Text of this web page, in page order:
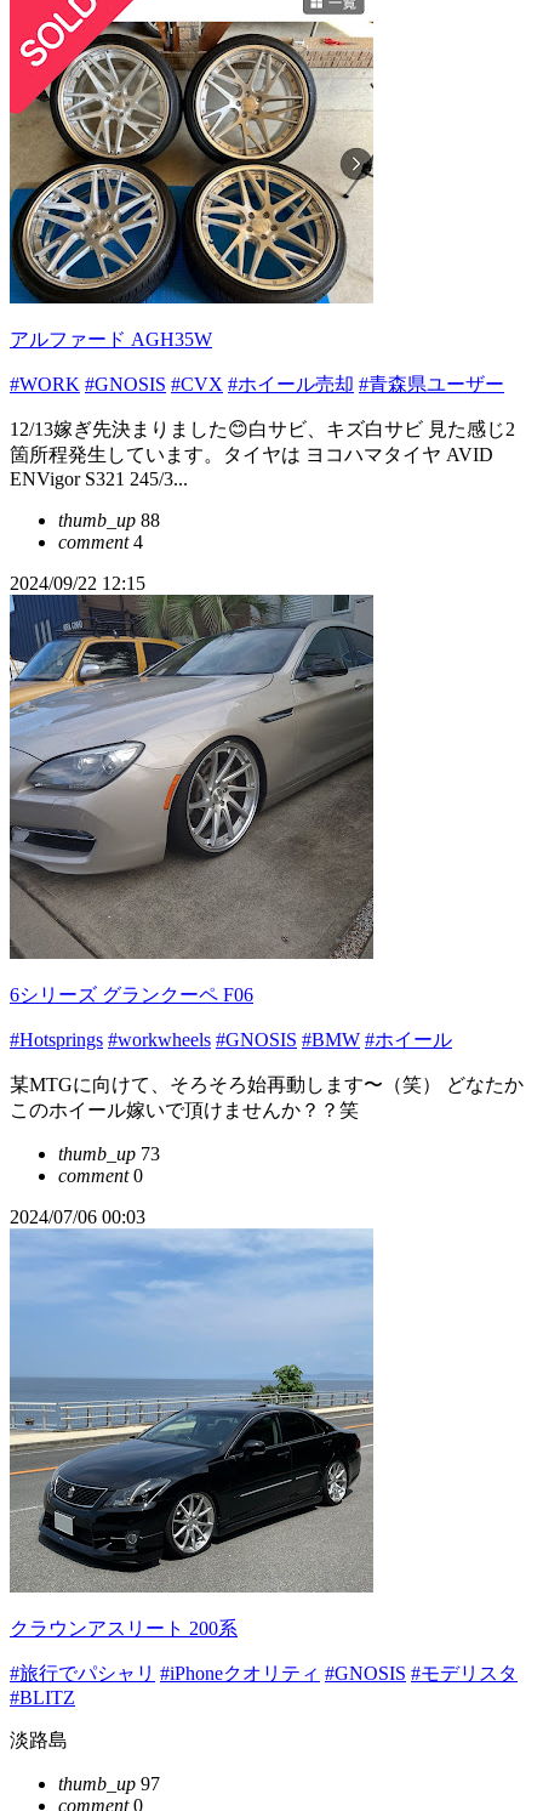
アルファード AGH35W
#WORK #GNOSIS #CVX #ホイール売却 #青森県ユーザー
12/13嫁ぎ先決まりました😊白サビ、キズ白サビ 見た感じ2
箇所程発生しています。タイヤは ヨコハマタイヤ AVID
ENVigor S321 245/3...
thumb_up 88
comment4
2024/09/22 12:15
6シリーズ グランクーペ F06
#Hotsprings #workwheels #GNOSIS #BMW #ホイール
某MTGに向けて、そろそろ始再動します〜（笑） どなたか
このホイール嫁いで頂けませんか？？笑
thumb_up 73
comment0
2024/07/06 00:03
クラウンアスリート 200系
#旅行でパシャリ #iPhoneクオリティ #GNOSIS #モデリスタ
#BLITZ
淡路島
thumb_up 97
comment0